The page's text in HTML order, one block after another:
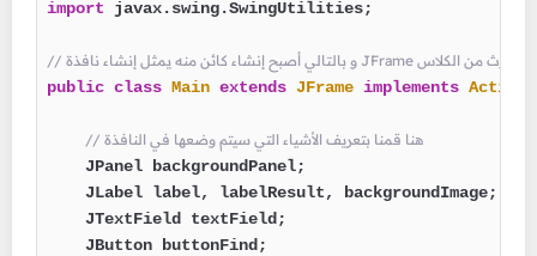
import javax.swing.SwingUtilities;
public class Main extends JFrame implements
// هنا قمنا بتعريف الأشياء التي سيتم وضعها في النافذة
JPanel backgroundPanel;
JLabel label, labelResult, backgroundImage;
JTextField textField;
JButton buttonFind;